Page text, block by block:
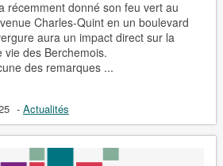
récemment donné son feu vert au
Charles-Quint en un boulevard
aura un impact direct sur la
vie des Berchemois.
des remarques ...
- Actualités